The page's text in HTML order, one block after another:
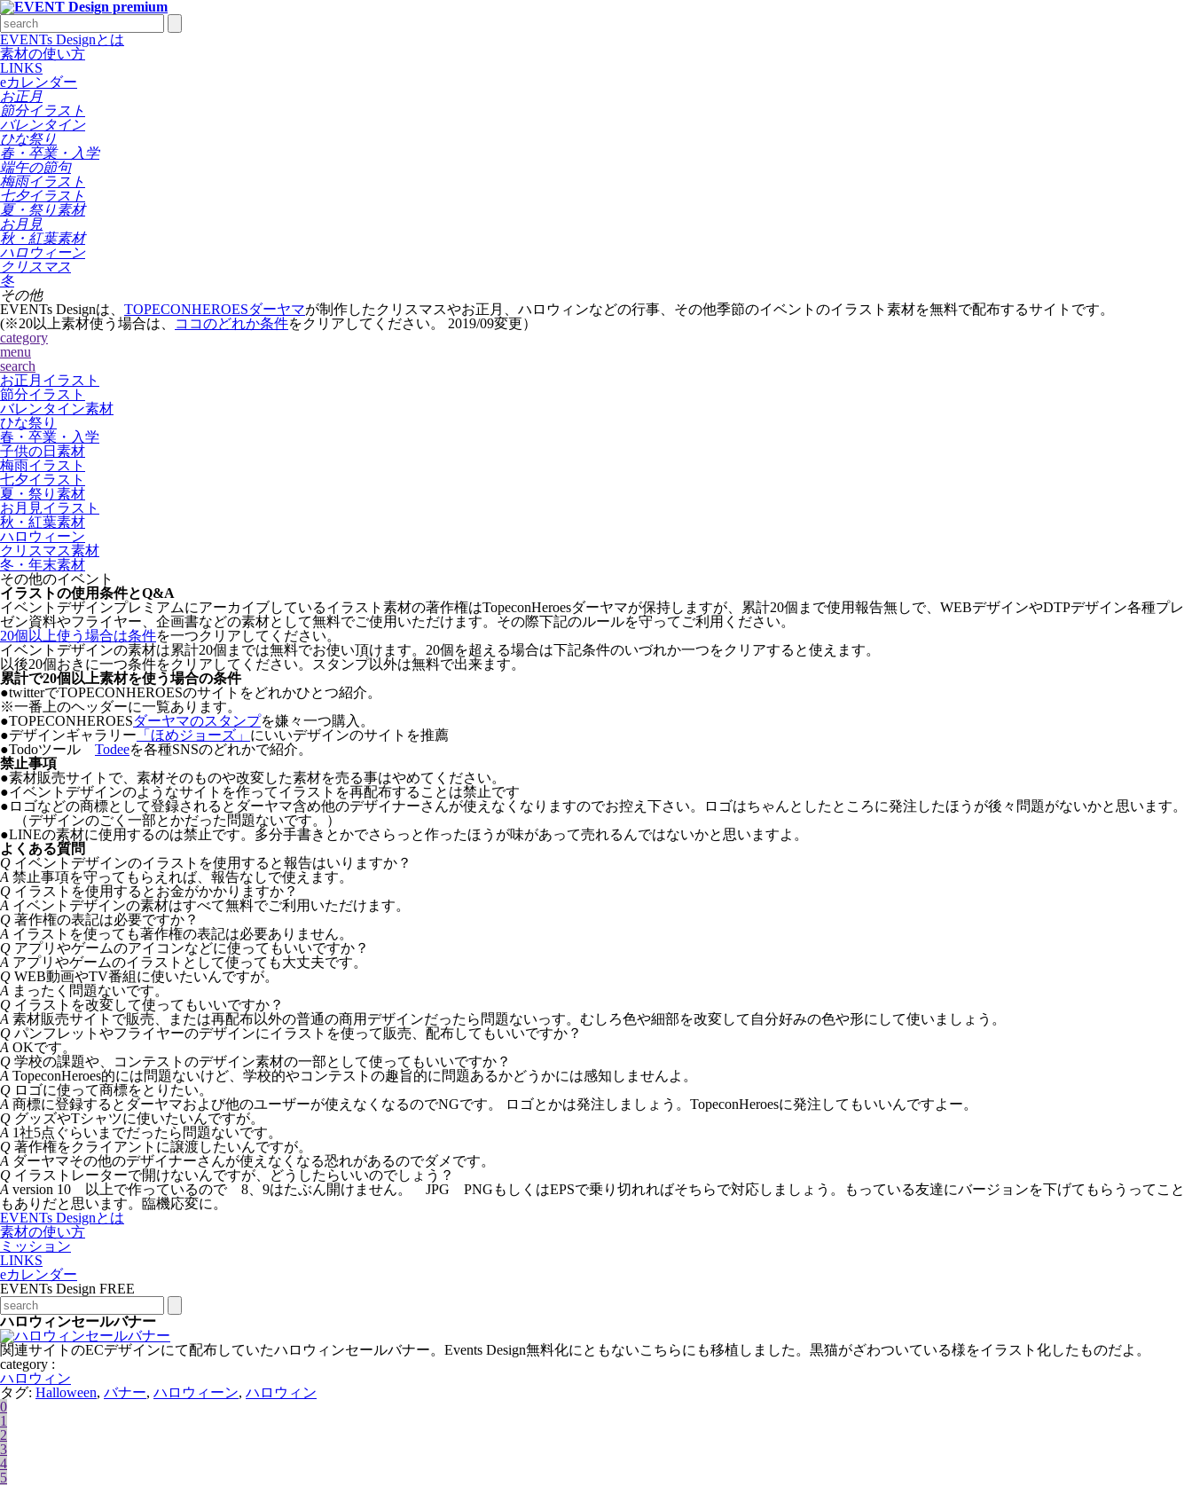
EVENTs Designとは
素材の使い方
LINKS
eカレンダー
お正月
節分イラスト
バレンタイン
ひな祭り
春・卒業・入学
端午の節句
梅雨イラスト
七夕イラスト
夏・祭り素材
お月見
秋・紅葉素材
ハロウィーン
クリスマス
冬
その他
EVENTs Designは、 TOPECONHEROESダーヤマが制作したクリスマスやお正月、ハロウィンなどの行事、その他季節のイベントのイラスト素材を無料で配布するサイトです。
(※20以上素材使う場合は、
ココのどれか条件をクリアしてください。 2019/09変更）
category
menu
search
お正月イラスト
節分イラスト
バレンタイン素材
ひな祭り
春・卒業・入学
子供の日素材
梅雨イラスト
七夕イラスト
夏・祭り素材
お月見イラスト
秋・紅葉素材
ハロウィーン
クリスマス素材
冬・年末素材
その他のイベント
イラストの使用条件とQ&A
イベントデザインプレミアムにアーカイブしているイラスト素材の著作権はTopeconHeroesダーヤマが保持しますが、累計20個まで使用報告無しで、WEBデザインやDTPデザイン各種プレ
ゼン資料やフライヤー、企画書などの素材として無料でご使用いただけます。その際下記のルールを守ってご利用ください。
20個以上使う場合は条件を一つクリアしてください。
イベントデザインの素材は累計20個までは無料でお使い頂けます。20個を超える場合は下記条件のいづれか一つをクリアすると使えます。
以後20個おきに一つ条件をクリアしてください。スタンプ以外は無料で出来ます。
累計で20個以上素材を使う場合の条件
●twitterでTOPECONHEROESのサイトをどれかひとつ紹介。
※一番上のヘッダーに一覧あります。
●TOPECONHEROESダーヤマのスタンプを嫌々一つ購入。
●デザインギャラリー 「ほめジョーズ」 にいいデザインのサイトを推薦
●Todoツール Todeeを各種SNSのどれかで紹介。
禁止事項
●素材販売サイトで、素材そのものや改変した素材を売る事はやめてください。
●イベントデザインのようなサイトを作ってイラストを再配布することは禁止です
● ロゴなどの商標として登録されるとダーヤマ含め他のデザイナーさんが使えなくなりますのでお控え下さい。ロゴはちゃんとしたところに発注したほうが後々問題がないかと思います。
（デザインのごく一部とかだった問題ないです。）
●LINEの素材に使用するのは禁止です。多分手書きとかでさらっと作ったほうが味があって売れるんではないかと思いますよ。
よくある質問
Q イベントデザインのイラストを使用すると報告はいりますか？
A 禁止事項を守ってもらえれば、報告なしで使えます。
Q イラストを使用するとお金がかかりますか？
A イベントデザインの素材はすべて無料でご利用いただけます。
Q 著作権の表記は必要ですか？
A イラストを使っても著作権の表記は必要ありません。
Q アプリやゲームのアイコンなどに使ってもいいですか？
A アプリやゲームのイラストとして使っても大丈夫です。
Q WEB動画やTV番組に使いたいんですが。
A まったく問題ないです。
Q イラストを改変して使ってもいいですか？
A 素材販売サイトで販売、または再配布以外の普通の商用デザインだったら問題ないっす。むしろ色や細部を改変して自分好みの色や形にして使いましょう。
Q パンフレットやフライヤーのデザインにイラストを使って販売、配布してもいいですか？
A OKです。
Q 学校の課題や、コンテストのデザイン素材の一部として使ってもいいですか？
A TopeconHeroes的には問題ないけど、学校的やコンテストの趣旨的に問題あるかどうかには感知しませんよ。
Q ロゴに使って商標をとりたい。
A 商標に登録するとダーヤマおよび他のユーザーが使えなくなるのでNGです。 ロゴとかは発注しましょう。TopeconHeroesに発注してもいいんですよー。
Q グッズやTシャツに使いたいんですが。
A 1社5点ぐらいまでだったら問題ないです。
Q 著作権をクライアントに譲渡したいんですが。
A ダーヤマその他のデザイナーさんが使えなくなる恐れがあるのでダメです。
Q イラストレーターで開けないんですが、どうしたらいいのでしょう？
A version 10 以上で作っているので 8、9はたぶん開けません。 JPG PNGもしくはEPSで乗り切れればそちらで対応しましょう。もっている友達にバージョンを下げてもらうってこと
もありだと思います。臨機応変に。
EVENTs Designとは
素材の使い方
ミッション
LINKS
eカレンダー
EVENTs Design FREE
ハロウィンセールバナー
関連サイトのECデザインにて配布していたハロウィンセールバナー。Events Design無料化にともないこちらにも移植しました。黒猫がざわついている様をイラスト化したものだよ。
category :
ハロウィン
タグ: Halloween, バナー, ハロウィーン, ハロウィン
0
1
2
3
4
5